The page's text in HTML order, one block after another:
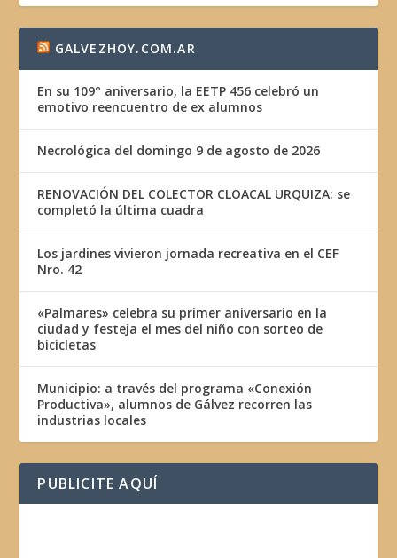
GALVEZHOY.COM.AR
En su 109° aniversario, la EETP 456 celebró un
emotivo reencuentro de ex alumnos
Necrológica del domingo 9 de agosto de 2026
RENOVACIÓN DEL COLECTOR CLOACAL URQUIZA: se
completó la última cuadra
Los jardines vivieron jornada recreativa en el CEF
Nro. 42
«Palmares» celebra su primer aniversario en la
ciudad y festeja el mes del niño con sorteo de
bicicletas
Municipio: a través del programa «Conexión
Productiva», alumnos de Gálvez recorren las
industrias locales
PUBLICITE AQUÍ